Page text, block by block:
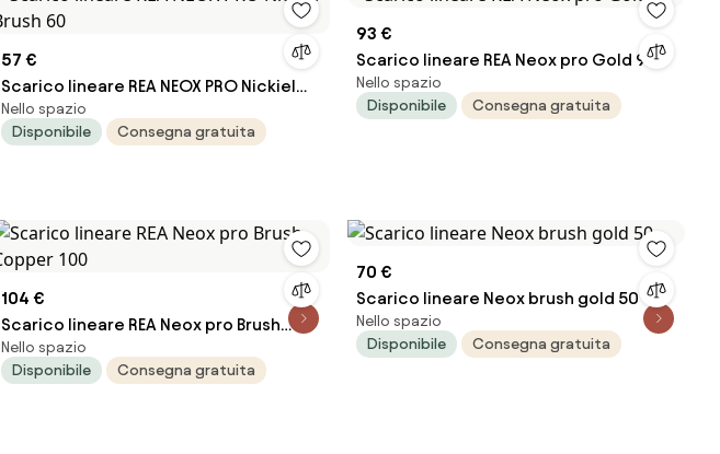
57 €
Scarico lineare REA NEOX PRO Nickiel
Brush 60
Nello spazio
Disponibile
Consegna gratuita
93 €
Scarico lineare REA Neox pro Gold 90
Nello spazio
Disponibile
Consegna gratuita
104 €
Scarico lineare REA Neox pro Brush
Copper 100
Nello spazio
Disponibile
Consegna gratuita
70 €
Scarico lineare Neox brush gold 50
Nello spazio
Disponibile
Consegna gratuita